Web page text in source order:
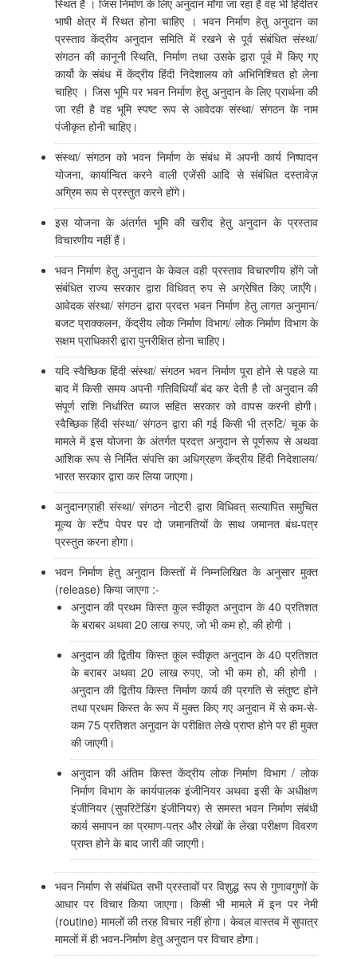
स्थित हैं । जिस निर्माण के लिए अनुदान माँगा जा रहा है वह भी हिंदीतर
भाषी क्षेत्र में स्थित होना चाहिए । भवन निर्माण हेतु अनुदान का
प्रस्ताव केंद्रीय अनुदान समिति में रखने से पूर्व संबंधित संस्था/
संगठन की कानूनी स्थिति, निर्माण तथा उसके द्वारा पूर्व में किए गए
कार्यो के संबंध में केंद्रीय हिंदी निदेशालय को अभिनिश्चित हो लेना
चाहिए । जिस भूमि पर भवन निर्माण हेतु अनुदान के लिए प्रार्थना की
जा रही है वह भूमि स्पष्ट रूप से आवेदक संस्था/ संगठन के नाम
पंजीकृत होनी चाहिए।
संस्था/ संगठन को भवन निर्माण के संबंध में अपनी कार्य निष्पादन
योजना, कार्यान्वित करने वाली एजेंसी आदि से संबंधित दस्तावेज़
अग्रिम रूप से प्रस्तुत करने होंगे।
इस योजना के अंतर्गत भूमि की खरीद हेतु अनुदान के प्रस्ताव
विचारणीय नहीं हैं।
भवन निर्माण हेतु अनुदान के केवल वही प्रस्ताव विचारणीय होंगे जो
संबंधित राज्य सरकार द्वारा विधिवत् रुप से अग्रेषित किए जाएँगे।
आवेदक संस्था/ संगठन द्वारा प्रदत्त भवन निर्माण हेतु लागत अनुमान/
बजट प्राक्कलन, केंद्रीय लोक निर्माण विभाग/ लोक निर्माण विभाग के
सक्षम प्राधिकारी द्वारा पुनरीक्षित होना चाहिए।
यदि स्वैच्छिक हिंदी संस्था/ संगठन भवन निर्माण पूरा होने से पहले या
बाद में किसी समय अपनी गतिविधियाँ बंद कर देती है तो अनुदान की
संपूर्ण राशि निर्धारित ब्याज सहित सरकार को वापस करनी होगी।
स्वैच्छिक हिंदी संस्था/ संगठन द्वारा की गई किसी भी त्रुटि/ चूक के
मामले में इस योजना के अंतर्गत प्रदत्त अनुदान से पूर्णरूप से अथवा
आंशिक रूप से निर्मित संपत्ति का अधिग्रहण केंद्रीय हिंदी निदेशालय/
भारत सरकार द्वारा कर लिया जाएगा।
अनुदानग्राही संस्था/ संगठन नोटरी द्वारा विधिवत् सत्यापित समुचित
मूल्य के स्टैंप पेपर पर दो जमानतियों के साथ जमानत बंध-पत्र
प्रस्तुत करना होगा।
भवन निर्माण हेतु अनुदान किस्तों में निम्नलिखित के अनुसार मुक्त
(release) किया जाएगा :-
अनुदान की प्रथम किस्त कुल स्वीकृत अनुदान के 40 प्रतिशत
के बराबर अथवा 20 लाख रुपए, जो भी कम हो, की होगी ।
अनुदान की द्वितीय किस्त कुल स्वीकृत अनुदान के 40 प्रतिशत
के बराबर अथवा 20 लाख रुपए, जो भी कम हो, की होगी ।
अनुदान की द्वितीय किस्त निर्माण कार्य की प्रगति से संतुष्ट होने
तथा प्रथम किस्त के रूप में मुक्त किए गए अनुदान में से कम-से-
कम 75 प्रतिशत अनुदान के परीक्षित लेखे प्राप्त होने पर ही मुक्त
की जाएगी।
अनुदान की अंतिम किस्त केंद्रीय लोक निर्माण विभाग / लोक
निर्माण विभाग के कार्यपालक इंजीनियर अथवा इसी के अधीक्षण
इंजीनियर (सुपरिटेंडिंग इंजीनियर) से समस्त भवन निर्माण संबंधी
कार्य समापन का प्रमाण-पत्र और लेखों के लेखा परीक्षण विवरण
प्राप्त होने के बाद जारी की जाएगी।
भवन निर्माण से संबंधित सभी प्रस्तावों पर विशुद्ध रूप से गुणावगुणों के
आधार पर विचार किया जाएगा। किसी भी मामले में इन पर नेमी
(routine) मामलों की तरह विचार नहीं होगा। केवल वास्तव में सुपात्र
मामलों में ही भवन-निर्माण हेतु अनुदान पर विचार होगा।